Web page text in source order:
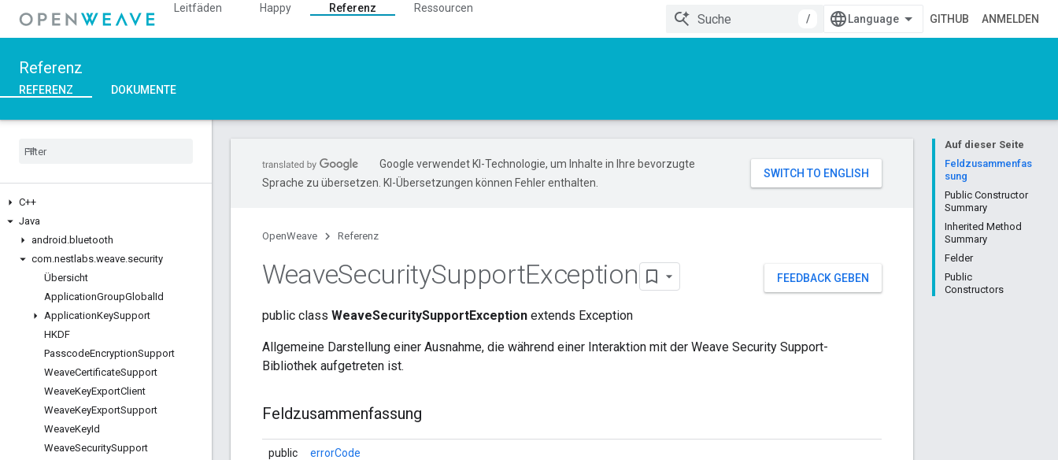
Leitfäden Happy Referenz
Ressourcen
/
GITHUB ANMELDEN
Referenz
REFERENZ DOKUMENTE
C++
Java
android .bluetooth
com.nestlabs.weave.security
Übersicht
ApplicationGroupGlobal Id
ApplicationKeySupport
HKDF
PasscodeEncryptionSupport
WeaveCertificateSupport
WeaveKeyExportClient
WeaveKeyExportSupport
WeaveKeyId
WeaveSecuritySupport
Auf dieser Seite
Feldzusammenfas
sung
Public Constructor
Summary
Inherited Method
Summary
Felder
Public
Constructors
Google verwendet KI-Technologie, um Inhalte in Ihre bevorzugte
Sprache zu übersetzen. KI-Übersetzungen können Fehler enthalten.
OpenWeave Referenz
FEEDBACK GEBEN
WeaveSecuritySupportException
public class WeaveSecuritySupportException extends Exception
Allgemeine Darstellung einer Ausnahme, die während einer Interaktion mit der Weave Security Support-
Bibliothek aufgetreten ist.
Feldzusammenfassung
public
errorCode